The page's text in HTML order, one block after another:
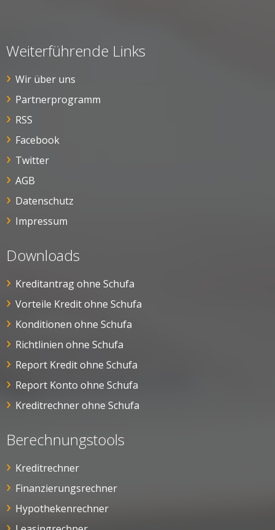
Weiterführende Links
Wir über uns
Partnerprogramm
RSS
Facebook
Twitter
AGB
Datenschutz
Impressum
Downloads
Kreditantrag ohne Schufa
Vorteile Kredit ohne Schufa
Konditionen ohne Schufa
Richtlinien ohne Schufa
Report Kredit ohne Schufa
Report Konto ohne Schufa
Kreditrechner ohne Schufa
Berechnungstools
Kreditrechner
Finanzierungsrechner
Hypothekenrechner